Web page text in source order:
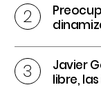
Javier
libre,